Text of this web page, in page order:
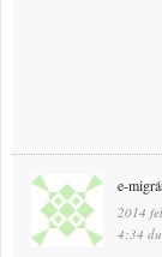
e-
2014
4:34 du.